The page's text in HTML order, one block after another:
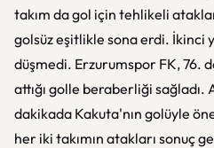
takım da gol için tehlikeli
golsüz eşitlikle sona erdi. İkinci
düşmedi. Erzurumspor FK, 76.
attığı golle beraberliği
dakikada Kakuta'nın golüyle
her iki takımın atakları sonuç